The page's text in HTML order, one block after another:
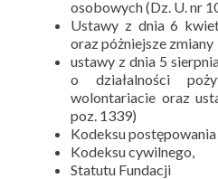
osobowych (Dz. U. nr
Ustawy z dnia 6
oraz póżniejsze zmiany
ustawy z dnia 5
o działalności
wolontariacie oraz
poz. 1339)
Kodeksu
Kodeksu cywilnego,
Statutu Fundacji